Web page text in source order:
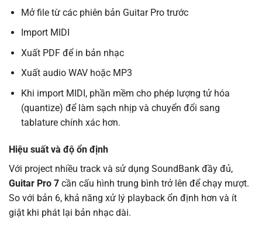
Mở file từ các phiên bản Guitar Pro trước
Import MIDI
Xuất PDF để in bản nhạc
Xuất audio WAV hoặc MP3
Khi import MIDI, phần mềm cho phép lượng tử hóa
(quantize) để làm sạch nhịp và chuyển đổi sang
tablature chính xác hơn.
Hiệu suất và độ ổn định
Với project nhiều track và sử dụng SoundBank đầy đủ,
Guitar Pro 7 cần cấu hình trung bình trở lên để chạy mượt.
So với bản 6, khả năng xử lý playback ổn định hơn và ít
giật khi phát lại bản nhạc dài.